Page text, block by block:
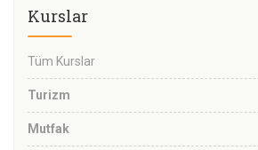
Kurslar
Tüm Kurslar
Turizm
Mutfak